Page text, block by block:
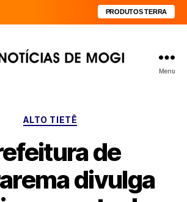
PRODUTOS TERRA
Menu
Categorias
ALTO TIETÊ
de
divulga